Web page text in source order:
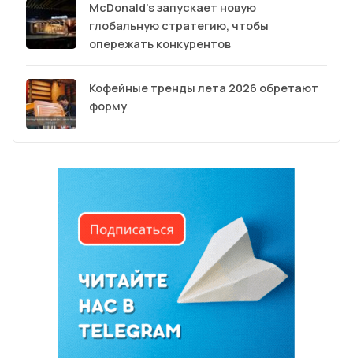
McDonald’s запускает новую
глобальную стратегию, чтобы
опережать конкурентов
Кофейные тренды лета 2026 обретают
форму